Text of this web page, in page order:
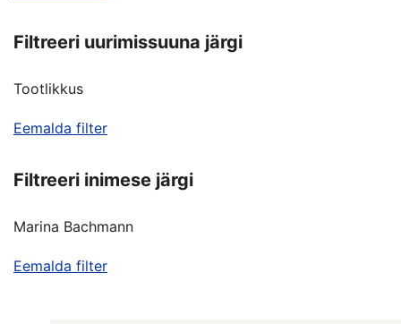
Filtreeri uurimissuuna järgi
Tootlikkus
Eemalda filter
Filtreeri inimese järgi
Marina Bachmann
Eemalda filter